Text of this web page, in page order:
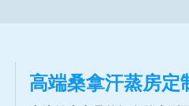
高端桑拿汗蒸房定